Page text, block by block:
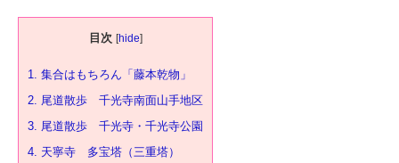
目次 [hide]
1. 集合はもちろん「藤本乾物」
2. 尾道散歩 千光寺南面山手地区
3. 尾道散歩 千光寺・千光寺公園
4. 天寧寺 多宝塔（三重塔）